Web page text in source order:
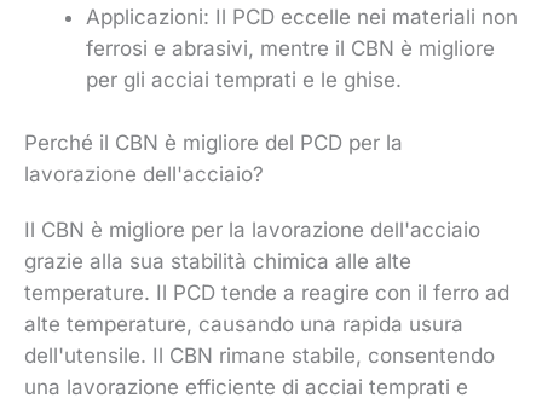
Applicazioni: Il PCD eccelle nei materiali non
ferrosi e abrasivi, mentre il CBN è migliore
per gli acciai temprati e le ghise.
Perché il CBN è migliore del PCD per la
lavorazione dell'acciaio?
Il CBN è migliore per la lavorazione dell'acciaio
grazie alla sua stabilità chimica alle alte
temperature. Il PCD tende a reagire con il ferro ad
alte temperature, causando una rapida usura
dell'utensile. Il CBN rimane stabile, consentendo
una lavorazione efficiente di acciai temprati e